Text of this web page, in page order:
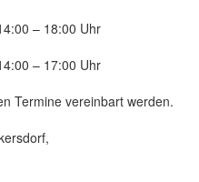
– 18:00 Uhr
– 17:00 Uhr
Termine vereinbart werden.